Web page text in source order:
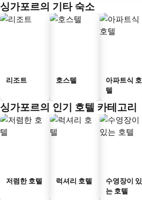
싱가포르의 기타 숙소
리조트 호스텔
아파트식 호
텔
싱가포르의 인기 호텔 카테고리
저렴한 호텔 럭셔리 호텔
수영장이 있
는 호텔